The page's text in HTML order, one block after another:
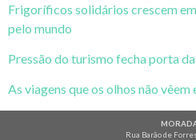
Frigoríficos solidários crescem
pelo mundo
Pressão do turismo fecha porta
As viagens que os olhos não
Rua Barão de